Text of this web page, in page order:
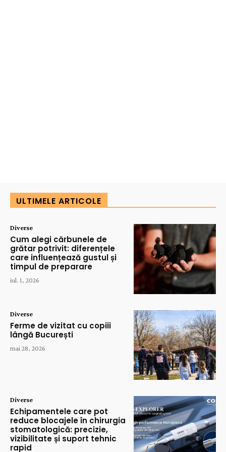
ULTIMELE ARTICOLE
Diverse
Cum alegi cărbunele de
grătar potrivit: diferențele
care influențează gustul și
timpul de preparare
iul. 1, 2026
Diverse
Ferme de vizitat cu copiii
lângă București
mai 28, 2026
Diverse
Echipamentele care pot
reduce blocajele în chirurgia
stomatologică: precizie,
vizibilitate și suport tehnic
rapid